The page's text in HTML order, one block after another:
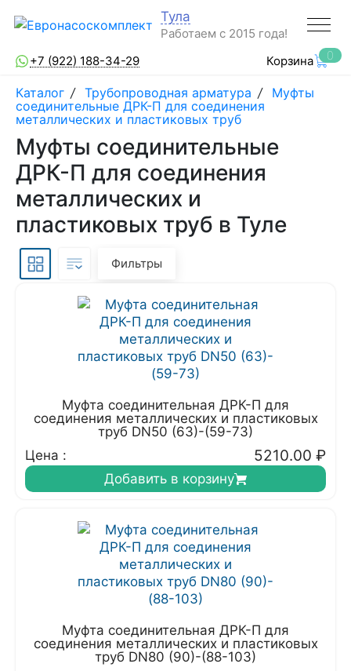
Тула
Работаем с 2015 года!
+7 (922) 188-34-29
Корзина 0
Каталог / Трубопроводная арматура / Муфты
соединительные ДРК-П для соединения
металлических и пластиковых труб
Муфты соединительные
ДРК-П для соединения
металлических и
пластиковых труб в Туле
Фильтры
Муфта соединительная ДРК-П для
соединения металлических и пластиковых
труб DN50 (63)-(59-73)
Цена :
5210.00 ₽
Добавить в корзину
Муфта соединительная ДРК-П для
соединения металлических и пластиковых
труб DN80 (90)-(88-103)